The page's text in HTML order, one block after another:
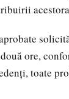
ore,
toate